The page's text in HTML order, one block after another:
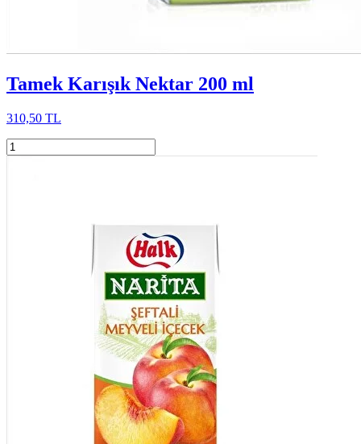
Tamek Karışık Nektar 200 ml
310,50 TL